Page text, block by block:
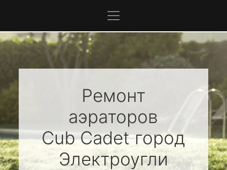
Ремонт
аэраторов
Cub Cadetгород
Электроугли